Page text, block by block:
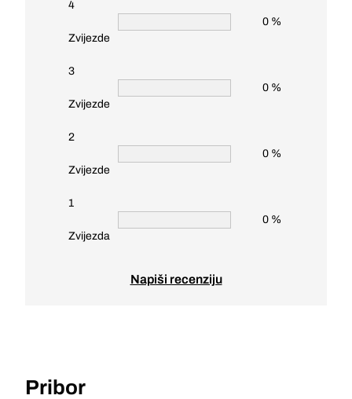
4
Zvijezde
0 %
3
Zvijezde
0 %
2
Zvijezde
0 %
1
Zvijezda
0 %
Napiši recenziju
Pribor